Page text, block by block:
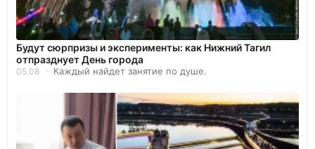
Будут сюрпризы и эксперименты: как Нижний Тагил
отпразднует День города
05.08 Каждый найдет занятие по душе.